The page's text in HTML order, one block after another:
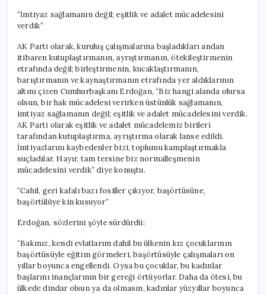
“İmtiyaz sağlamanın değil; eşitlik ve adalet mücadelesini
verdik”
AK Parti olarak, kuruluş çalışmalarına başladıkları andan
itibaren kutuplaştırmanın, ayrıştırmanın, ötekileştirmenin
etrafında değil; birleştirmenin, kucaklaştırmanın,
barıştırmanın ve kaynaştırmanın etrafında yer aldıklarının
altını çizen Cumhurbaşkanı Erdoğan, “Biz hangi alanda olursa
olsun, bir hak mücadelesi verirken üstünlük sağlamanın,
imtiyaz sağlamanın değil; eşitlik ve adalet mücadelesini verdik.
AK Parti olarak eşitlik ve adalet mücadelemiz birileri
tarafından kutuplaştırma, ayrıştırma olarak lanse edildi.
İmtiyazlarını kaybedenler bizi, toplumu kamplaştırmakla
suçladılar. Hayır, tam tersine biz normalleşmenin
mücadelesini verdik” diye konuştu.
“Cahil, geri kafalı bazı fosiller çıkıyor, başörtüsüne,
başörtülüye kin kusuyor”
Erdoğan, sözlerini şöyle sürdürdü:
“Bakınız, kendi evlatlarım dahil bu ülkenin kız çocuklarının
başörtüsüyle eğitim görmeleri, başörtüsüyle çalışmaları on
yıllar boyunca engellendi. Oysa bu çocuklar, bu kadınlar
başlarını inançlarının bir gereği örtüyorlar. Daha da ötesi, bu
ülkede dindar olsun ya da olmasın, kadınlar yüzyıllar boyunca